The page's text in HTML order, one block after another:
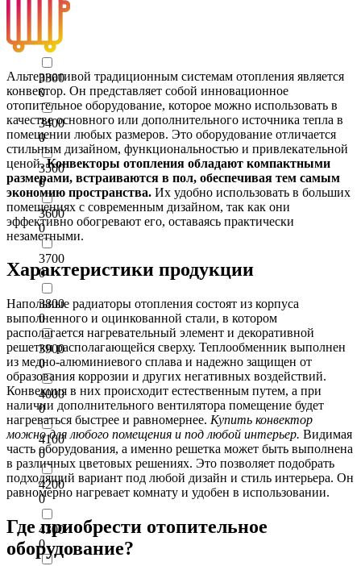
3200
0
3300
0
3400
0
3500
0
3600
0
3700
0
3800
0
3900
0
4000
0
4100
0
4200
0
4300
0
Альтернативой традиционным системам отопления является
конвектор. Он представляет собой инновационное
отопительное оборудование, которое можно использовать в
качестве основного или дополнительного источника тепла в
помещении любых размеров. Это оборудование отличается
стильным дизайном, функциональностью и привлекательной
ценой.Конвекторы отопления обладают компактными
размерами, встраиваются в пол, обеспечивая тем самым
экономию пространства. Их удобно использовать в больших
помещениях с современным дизайном, так как они
эффективно обогревают его, оставаясь практически
незаметными.
Характеристики продукции
Напольные радиаторы отопления состоят из корпуса
выполненного и оцинкованной стали, в котором
располагается нагревательный элемент и декоративной
решетки располагающейся сверху. Теплообменник выполнен
из медно-алюминиевого сплава и надежно защищен от
образования коррозии и других негативных воздействий.
Конвекция в них происходит естественным путем, а при
наличии дополнительного вентилятора помещение будет
нагреваться быстрее и равномернее. Купить конвектор
можно для любого помещения и под любой интерьер. Видимая
часть оборудования, а именно решетка может быть выполнена
в различных цветовых решениях. Это позволяет подобрать
подходящий вариант под любой дизайн и стиль интерьера. Он
равномерно нагревает комнату и удобен в использовании.
Где приобрести отопительное
оборудование?